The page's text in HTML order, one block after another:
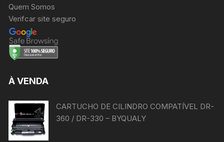
Quem Somos
Verifcar site seguro
À VENDA
CARTUCHO DE CILINDRO COMPATÍVEL DR-
360 / DR-330 – BYQUALY